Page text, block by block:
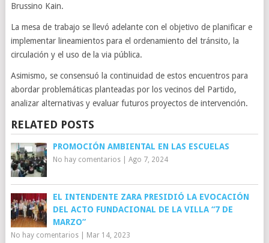
Brussino Kain.
La mesa de trabajo se llevó adelante con el objetivo de planificar e
implementar lineamientos para el ordenamiento del tránsito, la
circulación y el uso de la via pública.
Asimismo, se consensuó la continuidad de estos encuentros para
abordar problemáticas planteadas por los vecinos del Partido,
analizar alternativas y evaluar futuros proyectos de intervención.
RELATED POSTS
PROMOCIÓN AMBIENTAL EN LAS ESCUELAS
No hay comentarios| Ago 7, 2024
EL INTENDENTE ZARA PRESIDIÓ LA EVOCACIÓN
DEL ACTO FUNDACIONAL DE LA VILLA “7 DE
MARZO”
No hay comentarios| Mar 14, 2023